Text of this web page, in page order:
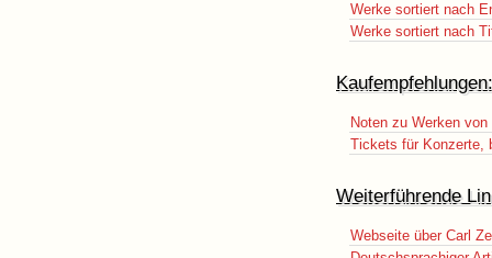
Werke sortiert nach
Werke sortiert nach
Kaufempfehlungen:
Noten zu Werken
Tickets für Konzerte,
Weiterführende
Webseite über Carl